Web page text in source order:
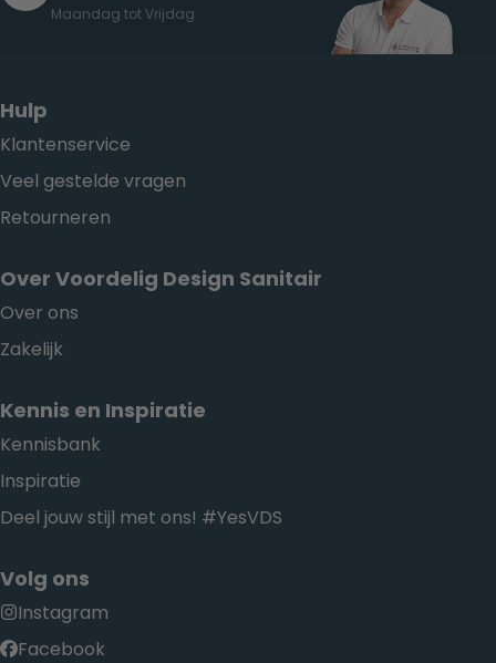
Maandag tot Vrijdag
Hulp
Klantenservice
Veel gestelde vragen
Retourneren
Over Voordelig Design Sanitair
Over ons
Zakelijk
Kennis en Inspiratie
Kennisbank
Inspiratie
Deel jouw stijl met ons! #YesVDS
Volg ons
Instagram
Facebook